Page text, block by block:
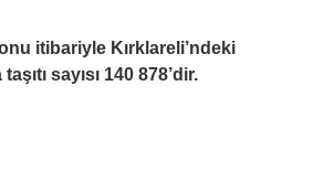
itibariyle Kırklareli’ndeki
sayısı 140 878’dir.